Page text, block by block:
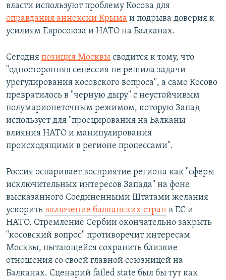
власти используют проблему Косова для
оправдания аннексии Крыма и подрыва доверия к
усилиям Евросоюза и НАТО на Балканах.
Сегодня позиция Москвы сводится к тому, что
"односторонняя сецессия не решила задачи
урегулирования косовского вопроса", а само Косово
превратилось в "черную дыру" с неустойчивым
полумарионеточным режимом, которую Запад
использует для "проецирования на Балканы
влияния НАТО и манипулирования
происходящими в регионе процессами".
Россия оспаривает восприятие региона как "сферы
исключительных интересов Запада" на фоне
высказанного Соединенными Штатами желания
ускорить включение балканских стран в ЕС и
НАТО. Стремление Сербии окончательно закрыть
"косовский вопрос" противоречит интересам
Москвы, пытающейся сохранить близкие
отношения со своей главной союзницей на
Балканах. Сценарий failed state был бы тут как